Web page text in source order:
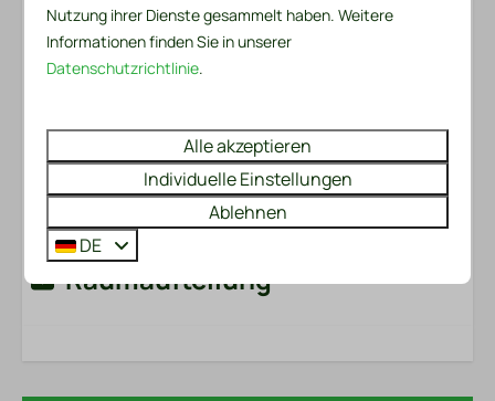
Rauchmelder
Heizung und Kühlung
Zentralheizung
Kamin
Betten genießen? Gerne organisieren wir dies für Sie
für nur 6,50 € pro Bett. Sie können diese Option ganz
einfach bei der Buchung ankreuzen.
Bitte beachten Sie: Unsere Unterkünfte können nur
zu Erholungszwecken gemietet werden.
Energie-Label:
Raumaufteilung
Nutzung ihrer Dienste gesammelt haben. Weitere
Informationen finden Sie in unserer
Datenschutzrichtlinie.
Alle akzeptieren
Individuelle Einstellungen
Ablehnen
DE